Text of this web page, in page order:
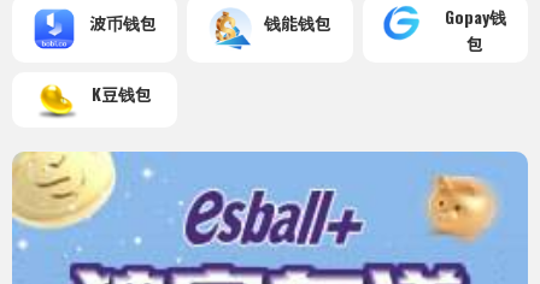
波币钱包 钱能钱包
Gopay钱
包
K豆钱包